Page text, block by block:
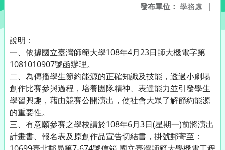
發布單位： 學務處 |
說明：
一、依據國立臺灣師範大學108年4月23日師大機電字第
1081010907號函辦理。
二、為傳播學生節約能源的正確知識及技能，透過小劇場
創作比賽參與過程，培養團隊精神、表達能力並引發學生
學習興趣，藉由競賽公開演出，使社會大眾了解節約能源
的重要性。
三、有意願參賽之學校請於108年6月3日(星期一)前將演出
計畫書、報名表及原創作品宣告切結書，掛號郵寄至：